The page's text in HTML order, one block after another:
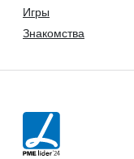
Игры
Знакомства